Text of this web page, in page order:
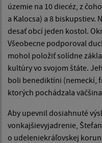
územie na 10 diecéz, z
a Kalocsa) a 8 biskupstiev.
desať obcí jeden kostol.
Všeobecne podporoval
mohol položiť solídne
kultúry vo svojom štáte.
boli benediktíni (nemeckí,
ktorých pochádzala
Aby upevnil dosiahnuté
vonkajšievyjadrenie,
o udeleniekráľovskej